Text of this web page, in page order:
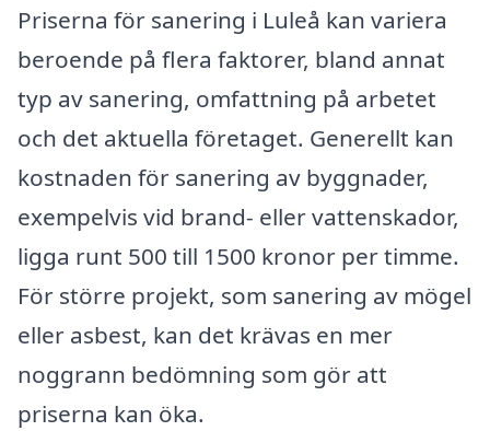
Priserna för sanering i Luleå kan variera
beroende på flera faktorer, bland annat
typ av sanering, omfattning på arbetet
och det aktuella företaget. Generellt kan
kostnaden för sanering av byggnader,
exempelvis vid brand- eller vattenskador,
ligga runt 500 till 1500 kronor per timme.
För större projekt, som sanering av mögel
eller asbest, kan det krävas en mer
noggrann bedömning som gör att
priserna kan öka.